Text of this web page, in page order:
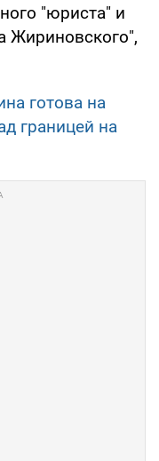
"юриста" и
Жириновского",
готова на
границей на